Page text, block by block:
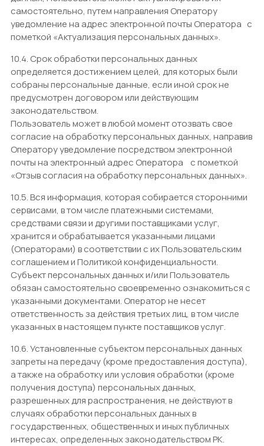
самостоятельно, путем направления Оператору
уведомление на адрес электронной почты Оператора с
пометкой «Актуализация персональных данных».
10.4. Срок обработки персональных данных
определяется достижением целей, для которых были
собраны персональные данные, если иной срок не
предусмотрен договором или действующим
законодательством.
Пользователь может в любой момент отозвать свое
согласие на обработку персональных данных, направив
Оператору уведомление посредством электронной
почты на электронный адрес Оператора
с пометкой
«Отзыв согласия на обработку персональных данных».
10.5. Вся информация, которая собирается сторонними
сервисами, в том числе платежными системами,
средствами связи и другими поставщиками услуг,
хранится и обрабатывается указанными лицами
(Операторами) в соответствии с их Пользовательским
соглашением и Политикой конфиденциальности.
Субъект персональных данных и/или Пользователь
обязан самостоятельно своевременно ознакомиться с
указанными документами. Оператор не несет
ответственность за действия третьих лиц, в том числе
указанных в настоящем пункте поставщиков услуг.
10.6. Установленные субъектом персональных данных
запреты на передачу (кроме предоставления доступа),
а также на обработку или условия обработки (кроме
получения доступа) персональных данных,
разрешенных для распространения, не действуют в
случаях обработки персональных данных в
государственных, общественных и иных публичных
интересах, определенных законодательством РК.